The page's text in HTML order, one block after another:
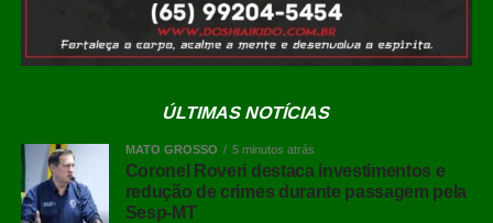
WhatsApp
Twitter
Messenger
LinkedIn
ÚLTIMAS NOTÍCIAS
MATO GROSSO 5 minutos atrás
Coronel Roveri destaca investimentos e
redução de crimes durante passagem pela
Sesp-MT